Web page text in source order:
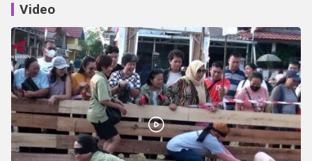
Video